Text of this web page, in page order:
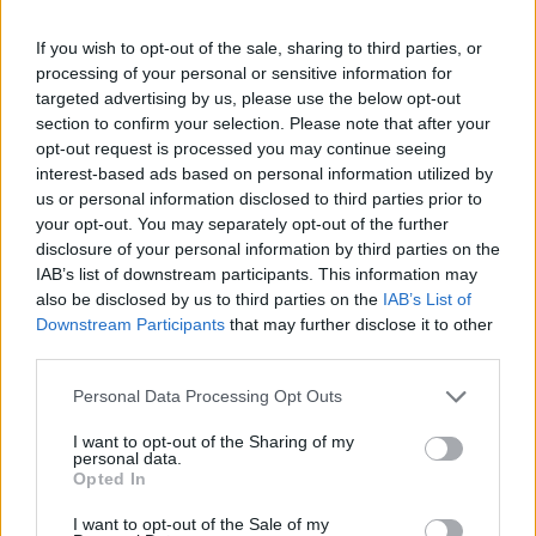
If you wish to opt-out of the sale, sharing to third parties, or
processing of your personal or sensitive information for
targeted advertising by us, please use the below opt-out
section to confirm your selection. Please note that after your
opt-out request is processed you may continue seeing
interest-based ads based on personal information utilized by
us or personal information disclosed to third parties prior to
your opt-out. You may separately opt-out of the further
disclosure of your personal information by third parties on the
IAB’s list of downstream participants. This information may
also be disclosed by us to third parties on the IAB’s List of
Downstream Participants that may further disclose it to other
Personal Data Processing Opt Outs
I want to opt-out of the Sharing of my
personal data.
Opted In
I want to opt-out of the Sale of my
Dans certains cas, la meilleure solution peut être de
mettre fin à la relation ou de s’en éloigner autant que
possible. Cela peut être douloureux et difficile, mais
nécessaire pour votre bien-être à long terme.
Pourquoi Certains Deviennent-ils des
Pervers Narcissiques ?
La formation d’une personnalité perverse narcissique
est un processus complexe qui inclus divers facteurs.
Comprendre les raisons qui poussent certains
individus à devenir des pervers narcissiques peut
aider à démystifier ce trouble et à développer de la
limites saines.